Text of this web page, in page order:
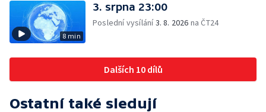
8 min
3. srpna 23:00
Poslední vysílání3. 8. 2026 na ČT24
Dalších 10 dílů
Ostatní také sledují